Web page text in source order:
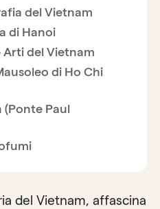
del Vietnam
di Hanoi
Arti del Vietnam
di Ho Chi
(Ponte Paul
del Vietnam, affascina